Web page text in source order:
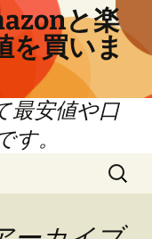
と楽
を買いま
最安値や口
。
検
索: